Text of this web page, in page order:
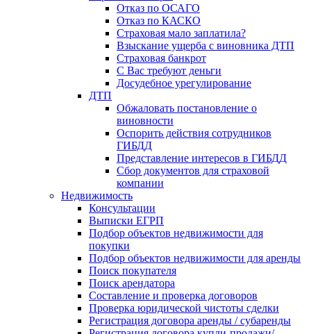
Отказ по ОСАГО
Отказ по КАСКО
Страховая мало заплатила?
Взыскание ущерба с виновника ДТП
Страховая банкрот
С Вас требуют деньги
Досудебное урегулирование
ДТП
Обжаловать постановление о
виновности
Оспорить действия сотрудников
ГИБДД
Представление интересов в ГИБДД
Сбор документов для страховой
компании
Недвижимость
Консультации
Выписки ЕГРП
Подбор объектов недвижимости для
покупки
Подбор объектов недвижимости для аренды
Поиск покупателя
Поиск арендатора
Составление и проверка договоров
Проверка юридической чистоты сделки
Регистрация договора аренды / субаренды